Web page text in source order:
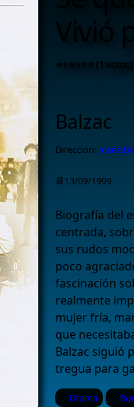
Vivió
⭐⭐⭐⭐⭐⭐ (1 votos)
Balzac
Dirección: Josée
📆13/09/1999
Biografía del
centrada,
sus rudos
poco
fascinación
realmente
mujer fría,
que
Balzac siguió
tregua para
Drama